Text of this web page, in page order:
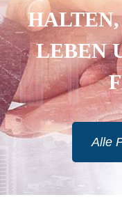
LEBEN
Alle